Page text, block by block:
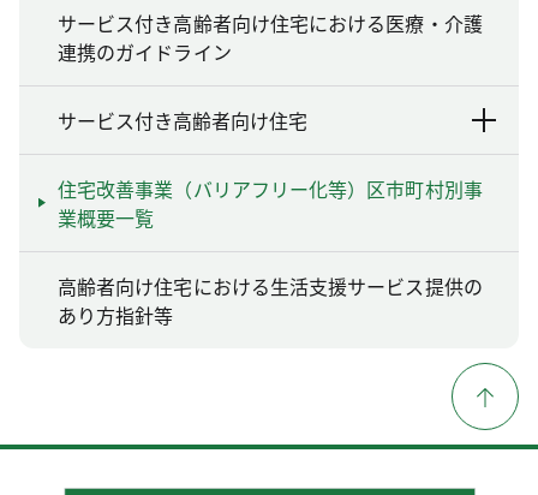
サービス付き高齢者向け住宅における医療・介護
連携のガイドライン
サービス付き高齢者向け住宅
住宅改善事業（バリアフリー化等）区市町村別事
業概要一覧
高齢者向け住宅における生活支援サービス提供の
あり方指針等